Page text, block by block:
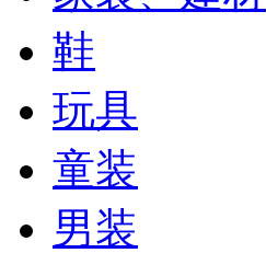
鞋
玩具
童装
男装